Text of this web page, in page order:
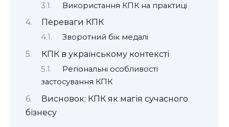
Використання КПК на практиці
Переваги КПК
Зворотний бік медалі
КПК в українському контексті
Регіональні особливості
застосування КПК
Висновок: КПК як магія сучасного
бізнесу